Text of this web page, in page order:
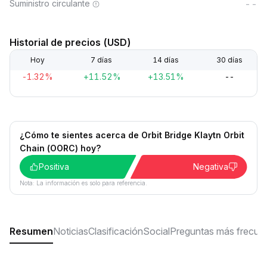
Suministro circulante --
Historial de precios (USD)
Hoy 7 días 14 días 30 días
-1.32% +11.52% +13.51% --
¿Cómo te sientes acerca de Orbit Bridge Klaytn Orbit
Chain (OORC) hoy?
Positiva
Negativa
Nota: La información es solo para referencia.
ResumenNoticiasClasificaciónSocialPreguntas más